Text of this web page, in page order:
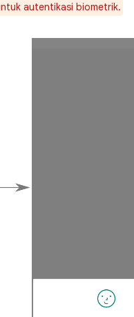
autentikasi biometrik.